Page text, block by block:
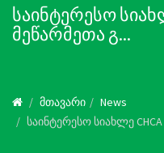
საინტერესო
მეწარმეთა გ...
მთავარი
News
საინტერესო სიახლე